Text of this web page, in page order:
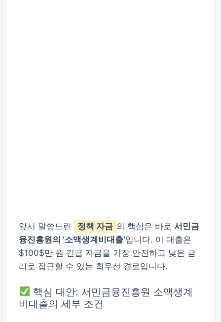
앞서 말씀드린 정책 자금 의 핵심은 바로 서민금
융진흥원의 ‘소액생계비대출’입니다. 이 대출은
$100$만 원 긴급 자금을 가장 안전하고 낮은 금
리로 접근할 수 있는 최우선 경로입니다.
핵심 대안: 서민금융진흥원 소액생계
비대출의 세부 조건